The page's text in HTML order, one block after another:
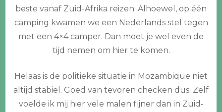
beste vanaf Zuid-Afrika reizen. Alhoewel, op één
camping kwamen we een Nederlands stel tegen
met een 4×4 camper. Dan moet je wel even de
tijd nemen om hier te komen.
Helaas is de politieke situatie in Mozambique niet
altijd stabiel. Goed van tevoren checken dus. Zelf
voelde ik mij hier vele malen fijner dan in Zuid-